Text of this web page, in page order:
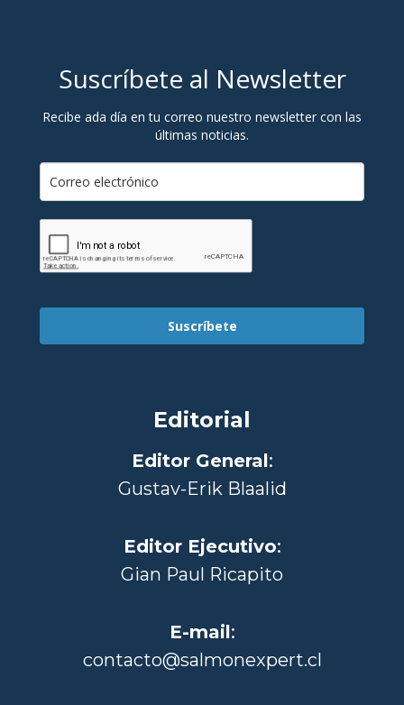
Suscríbete al Newsletter
Recibe ada día en tu correo nuestro newsletter con las
últimas noticias.
Suscríbete
Editorial
Editor General:
Gustav-Erik Blaalid
Editor Ejecutivo:
Gian Paul Ricapito
E-mail:
contacto@salmonexpert.cl